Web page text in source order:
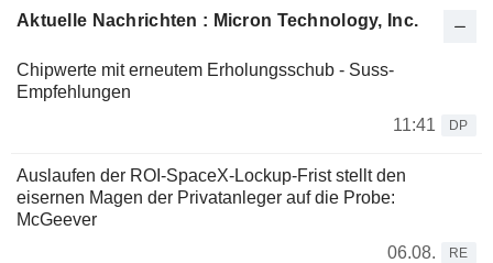
Aktuelle Nachrichten : Micron Technology, Inc.
Chipwerte mit erneutem Erholungsschub - Suss-
Empfehlungen
11:41
DP
Auslaufen der ROI-SpaceX-Lockup-Frist stellt den
eisernen Magen der Privatanleger auf die Probe:
McGeever
06.08.
RE